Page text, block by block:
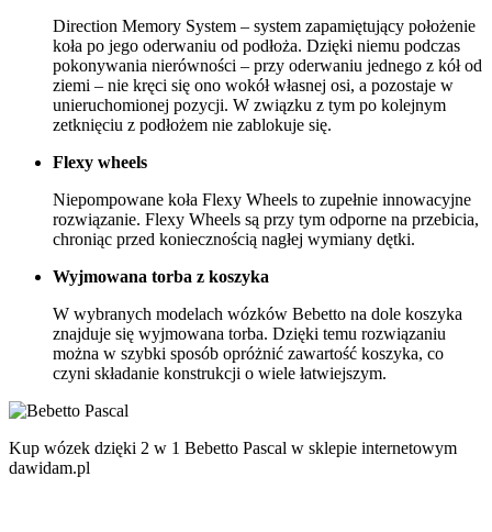
Direction Memory System – system zapamiętujący położenie
koła po jego oderwaniu od podłoża. Dzięki niemu podczas
pokonywania nierówności – przy oderwaniu jednego z kół od
ziemi – nie kręci się ono wokół własnej osi, a pozostaje w
unieruchomionej pozycji. W związku z tym po kolejnym
zetknięciu z podłożem nie zablokuje się.
Flexy wheels
Niepompowane koła Flexy Wheels to zupełnie innowacyjne
rozwiązanie. Flexy Wheels są przy tym odporne na przebicia,
chroniąc przed koniecznością nagłej wymiany dętki.
Wyjmowana torba z koszyka
W wybranych modelach wózków Bebetto na dole koszyka
znajduje się wyjmowana torba. Dzięki temu rozwiązaniu
można w szybki sposób opróżnić zawartość koszyka, co
czyni składanie konstrukcji o wiele łatwiejszym.
Kup wózek dzięki 2 w 1 Bebetto Pascal w sklepie internetowym
dawidam.pl